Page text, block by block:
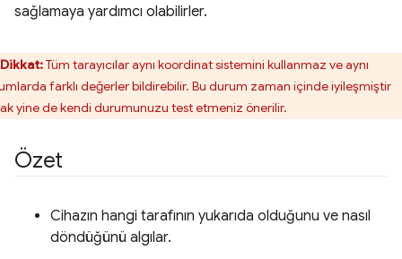
sağlamaya yardımcı olabilirler.
Dikkat:Tüm tarayıcılar aynı koordinat sistemini kullanmaz ve aynı
farklı değerler bildirebilir. Bu durum zaman içinde iyileşmiştir
yine de kendi durumunuzu test etmeniz önerilir.
Özet
Cihazın hangi tarafının yukarıda olduğunu ve nasıl
döndüğünü algılar.